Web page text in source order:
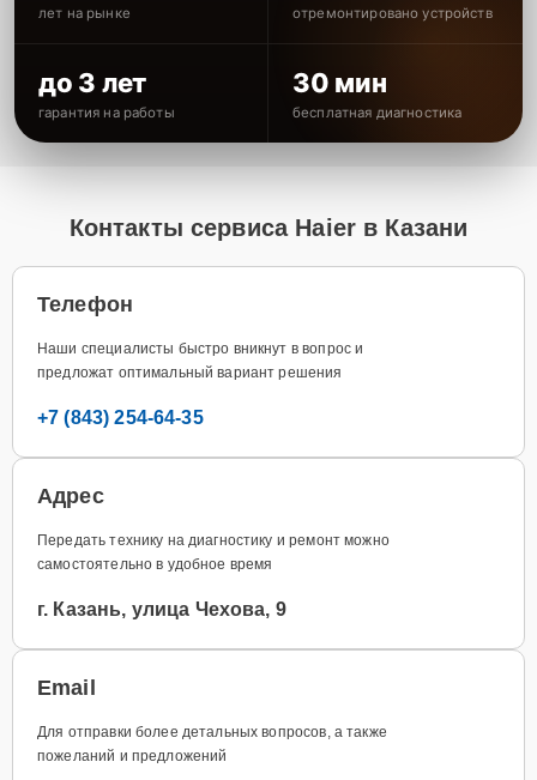
лет на рынке отремонтировано устройств
до 3 лет
гарантия на работы
30 мин
бесплатная диагностика
Контакты сервиса Haier в Казани
Телефон
Наши специалисты быстро вникнут в вопрос и
предложат оптимальный вариант решения
+7 (843) 254-64-35
Адрес
Передать технику на диагностику и ремонт можно
самостоятельно в удобное время
г. Казань, улица Чехова, 9
Email
Для отправки более детальных вопросов, а также
пожеланий и предложений